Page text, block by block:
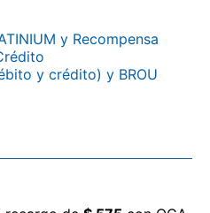
y Recompensa
y crédito) y BROU